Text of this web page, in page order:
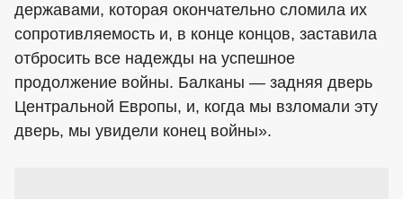
державами, которая окончательно сломила их
сопротивляемость и, в конце концов, заставила
отбросить все надежды на успешное
продолжение войны. Балканы — задняя дверь
Центральной Евро­пы, и, когда мы взломали эту
дверь, мы увидели конец войны».